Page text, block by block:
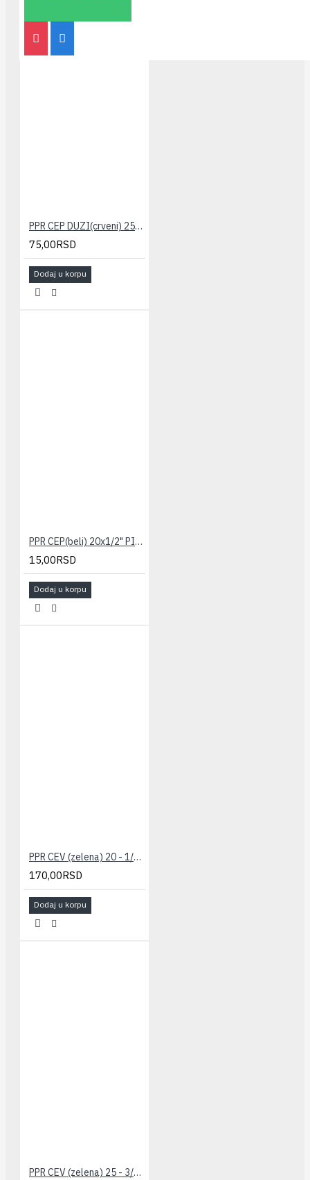
PPR CEP DUZI(crveni) 25x3/4" PESTAN
75,00RSD
Dodaj u korpu
PPR CEP(beli) 20x1/2" PILSA
15,00RSD
Dodaj u korpu
PPR CEV (zelena) 20 - 1/2" PESTAN
170,00RSD
Dodaj u korpu
PPR CEV (zelena) 25 - 3/4" PESTAN